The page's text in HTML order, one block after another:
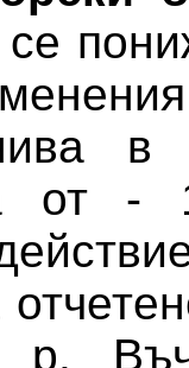
се
в
от
р.